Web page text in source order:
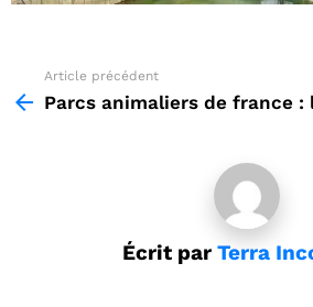
more
Article précédent
Parcs animaliers de france :
Écrit par Terra